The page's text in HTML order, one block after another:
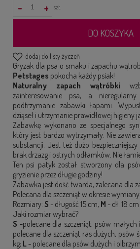
+
- szt.
DO KOSZYKA
dodaj do listy życzeń
Gryzak dla psa o smaku i zapachu
Petstages pokocha każdy psiak!
Naturalny zapach
wątróbki
zainteresowanie psa, a
podtrzymanie zabawki łapami.
dziąseł i utrzymanie prawidłowej higieny
Zabawkę wykonano ze specjalnego
który jest bardzo wytrzymały. Nie
substancji. Jest też dużo
brak drzazg i ostrych odłamków. Nie
Ten psi patyk został stworzony dla
gryzienie przez długie godziny!
Zabawka jest dość twarda, zalecana dla
Polecana dla szczeniąt w okresie
Rozmiary: S - długość 15 cm, M - dł. 18 cm
Jaki rozmiar wybrać?
S -polecane dla szczeniąt, psów małych
polecane dla szczeniąt ras dużych, psów
kg; L - polecane dla psów dużych i